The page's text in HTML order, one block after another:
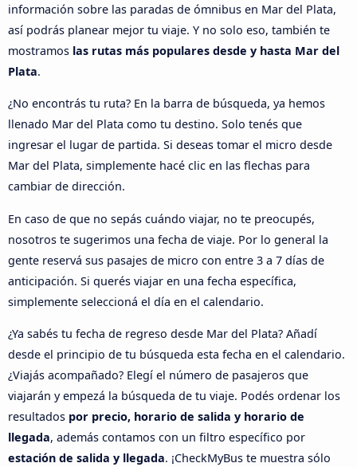
información sobre las paradas de ómnibus en Mar del Plata,
así podrás planear mejor tu viaje. Y no solo eso, también te
mostramos las rutas más populares desde y hasta Mar del
Plata.
¿No encontrás tu ruta? En la barra de búsqueda, ya hemos
llenado Mar del Plata como tu destino. Solo tenés que
ingresar el lugar de partida. Si deseas tomar el micro desde
Mar del Plata, simplemente hacé clic en las flechas para
cambiar de dirección.
En caso de que no sepás cuándo viajar, no te preocupés,
nosotros te sugerimos una fecha de viaje. Por lo general la
gente reservá sus pasajes de micro con entre 3 a 7 días de
anticipación. Si querés viajar en una fecha específica,
simplemente seleccioná el día en el calendario.
¿Ya sabés tu fecha de regreso desde Mar del Plata? Añadí
desde el principio de tu búsqueda esta fecha en el calendario.
¿Viajás acompañado? Elegí el número de pasajeros que
viajarán y empezá la búsqueda de tu viaje. Podés ordenar los
resultados por precio, horario de salida y horario de
llegada, además contamos con un filtro específico por
estación de salida y llegada. ¡CheckMyBus te muestra sólo